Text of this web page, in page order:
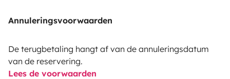
Annuleringsvoorwaarden
De terugbetaling hangt af van de annuleringsdatum
van de reservering.
Lees de voorwaarden